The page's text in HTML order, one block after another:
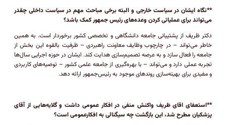
**نگاه ایشان در سیاست خارجی و البته برخی مباحث مهم در سیاست داخلی چقدر
می‌تواند برای عملیاتی کردن وعده‌های رئیس جمهور کمک باشد؟
دکتر ظریف از پشتیبانی جامعه دانشگاهی و تخصصی کشور برخوردار است. به همین
خاطر می‌تواند – در چارچوب وظایف معاونت راهبردی – ظرفیت بالقوه این بخش از
جامعه را فعال سازد و به عرصه تصمیم‌سازی هدایت کند. ایشان در حوزه اجرایی سال‌ها
تجربه عملی دارد و می‌تواند – با بهره‌گیری از جامعه علمی کشور – توصیه‌های کاربردی
و مفیدی برای بهینه‌سازی روند‌های موجود به رئیس‌جمهور ارائه دهد.
**استعفای اقای ظریف واکنش منفی در افکار عمومی داشت و گلایه‌هایی از آقای
پزشکیان مطرح شد، این بازگشت چه سیگنالی به افکارعمومی است؟